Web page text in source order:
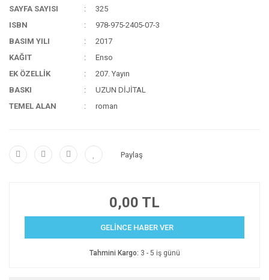
SAYFA SAYISI
325
ISBN
978-975-2405-07-3
BASIM YILI
2017
KAĞIT
Enso
EK ÖZELLİK
207. Yayın
BASKI
UZUN DİJİTAL
TEMEL ALAN
roman
Paylaş
0,00 TL
GELİNCE HABER VER
Tahmini Kargo: 3 - 5 iş günü